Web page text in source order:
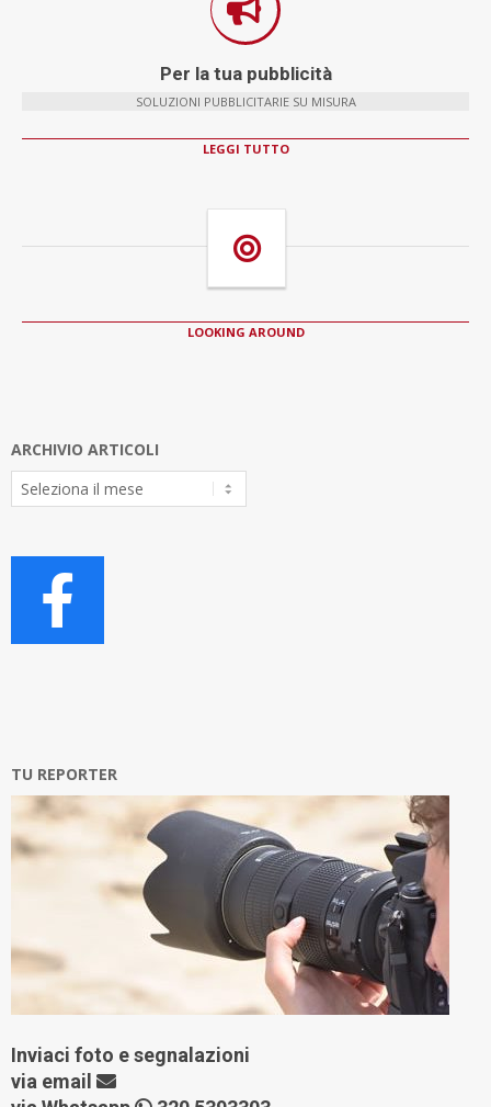
Per la tua pubblicità
SOLUZIONI PUBBLICITARIE SU MISURA
LEGGI TUTTO
LOOKING AROUND
ARCHIVIO ARTICOLI
Archivio
Articoli
TU REPORTER
Inviaci foto e segnalazioni
via email